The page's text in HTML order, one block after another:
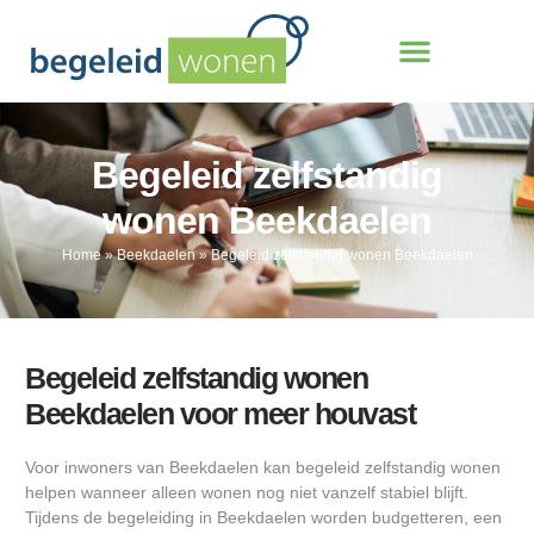
Begeleid zelfstandig
wonen Beekdaelen
Home»Beekdaelen»Begeleid zelfstandig wonen Beekdaelen
Begeleid zelfstandig wonen
Beekdaelen voor meer houvast
Voor inwoners van Beekdaelen kan begeleid zelfstandig wonen
helpen wanneer alleen wonen nog niet vanzelf stabiel blijft.
Tijdens de begeleiding in Beekdaelen worden budgetteren, een